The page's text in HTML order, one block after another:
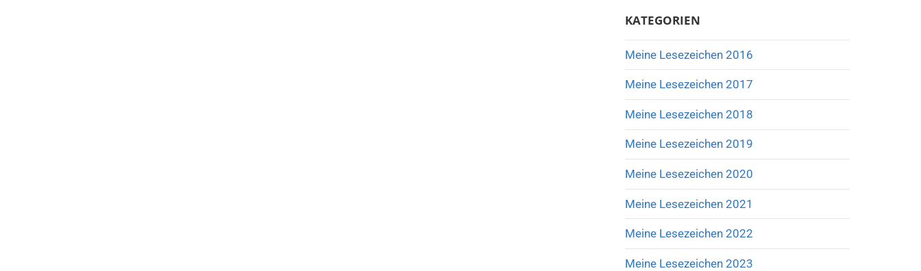
KATEGORIEN
Meine Lesezeichen 2016
Meine Lesezeichen 2017
Meine Lesezeichen 2018
Meine Lesezeichen 2019
Meine Lesezeichen 2020
Meine Lesezeichen 2021
Meine Lesezeichen 2022
Meine Lesezeichen 2023